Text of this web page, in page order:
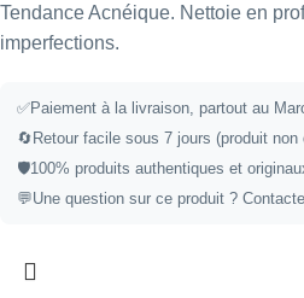
Tendance Acnéique. Nettoie en
imperfections.
✅Paiement à la livraison, partout au
🔄Retour facile sous 7 jours (produit non
🛡️100% produits authentiques et
💬Une question sur ce produit ?